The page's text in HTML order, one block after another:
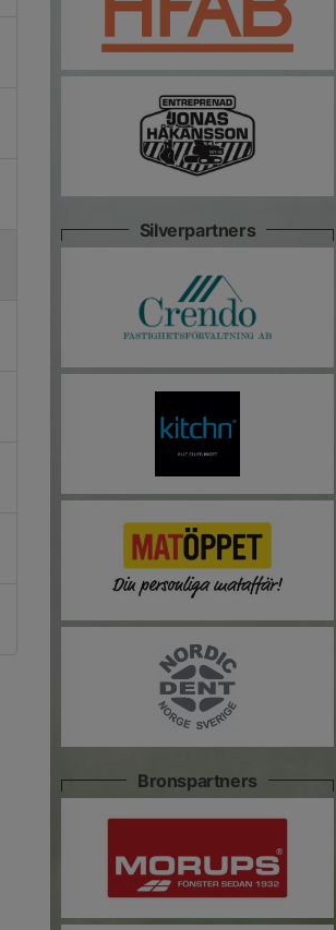
Silverpartners
Bronspartners